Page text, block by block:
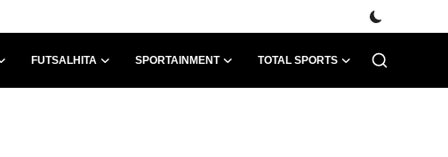
FUTSALHITA SPORTAINMENT TOTAL SPORTS